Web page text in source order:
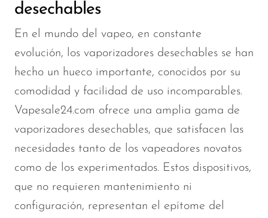
desechables
En el mundo del vapeo, en constante
evolución, los vaporizadores desechables se han
hecho un hueco importante, conocidos por su
comodidad y facilidad de uso incomparables.
Vapesale24.com ofrece una amplia gama de
vaporizadores desechables, que satisfacen las
necesidades tanto de los vapeadores novatos
como de los experimentados. Estos dispositivos,
que no requieren mantenimiento ni
configuración, representan el epítome del